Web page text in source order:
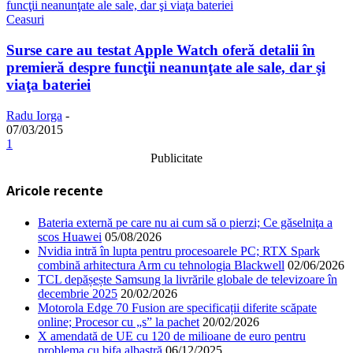
Ceasuri
Surse care au testat Apple Watch oferă detalii în
premieră despre funcţii neanunţate ale sale, dar şi
viaţa bateriei
Radu Iorga -
07/03/2015
1
Publicitate
Aricole recente
Bateria externă pe care nu ai cum să o pierzi; Ce găselniţa a
scos Huawei 05/08/2026
Nvidia intră în lupta pentru procesoarele PC; RTX Spark
combină arhitectura Arm cu tehnologia Blackwell 02/06/2026
TCL depășește Samsung la livrările globale de televizoare în
decembrie 2025 20/02/2026
Motorola Edge 70 Fusion are specificații diferite scăpate
online; Procesor cu „s” la pachet 20/02/2026
X amendată de UE cu 120 de milioane de euro pentru